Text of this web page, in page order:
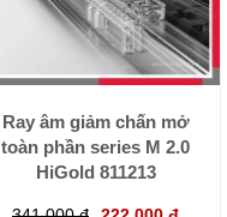
Ray âm giảm chấn mở
toàn phần series M 2.0
HiGold 811213